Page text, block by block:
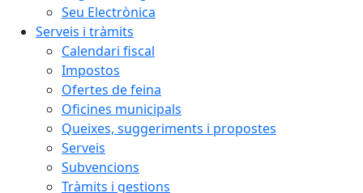
Seu Electrònica
Serveis i tràmits
Calendari fiscal
Impostos
Ofertes de feina
Oficines municipals
Queixes, suggeriments i propostes
Serveis
Subvencions
Tràmits i gestions